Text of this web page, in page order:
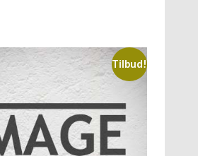
Tilbud!